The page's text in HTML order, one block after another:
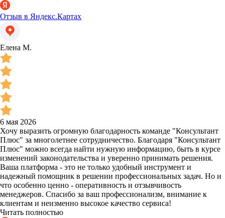
Отзыв в Яндекс.Картах
Елена М.
6 мая 2026
Хочу выразить огромную благодарность команде "Консультант
Плюс" за многолетнее сотрудничество. Благодаря "Консультант
Плюс" можно всегда найти нужную информацию, быть в курсе
изменений законодательства и уверенно принимать решения.
Ваша платформа - это не только удобный инструмент и
надежный помощник в решении профессиональных задач. Но и
что особенно ценно - оперативность и отзывчивость
менеджеров. Спасибо за ваш профессионализм, внимание к
клиентам и неизменно высокое качество сервиса!
Читать полностью